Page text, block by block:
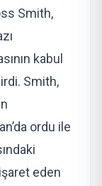
Smith,
kabul
Smith,
ordu ile
eden